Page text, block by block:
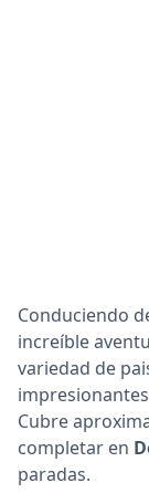
Conduciendo
increíble
variedad de
Cubre
completar en
paradas.